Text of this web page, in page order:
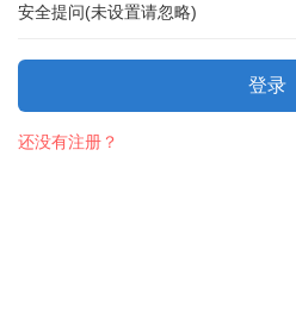
安全提问(未设置请忽略)
登录
还没有注册？